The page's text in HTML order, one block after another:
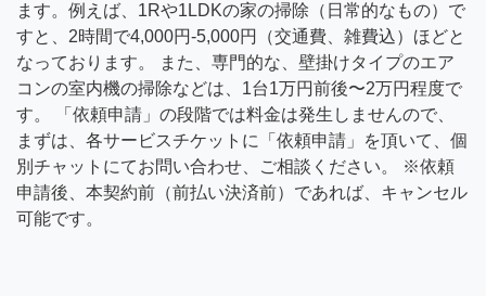
ます。例えば、1Rや1LDKの家の掃除（日常的なもの）で
すと、2時間で4,000円-5,000円（交通費、雑費込）ほどと
なっております。 また、専門的な、壁掛けタイプのエア
コンの室内機の掃除などは、1台1万円前後〜2万円程度で
す。 「依頼申請」の段階では料金は発生しませんので、
まずは、各サービスチケットに「依頼申請」を頂いて、個
別チャットにてお問い合わせ、ご相談ください。 ※依頼
申請後、本契約前（前払い決済前）であれば、キャンセル
可能です。